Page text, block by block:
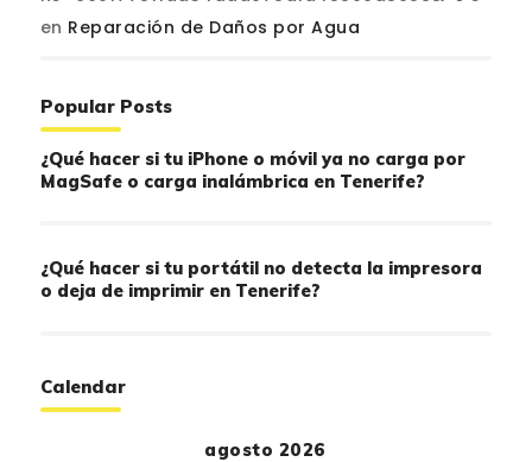
en Reparación de Daños por Agua
Popular Posts
¿Qué hacer si tu iPhone o móvil ya no carga por
MagSafe o carga inalámbrica en Tenerife?
¿Qué hacer si tu portátil no detecta la impresora
o deja de imprimir en Tenerife?
Calendar
agosto 2026